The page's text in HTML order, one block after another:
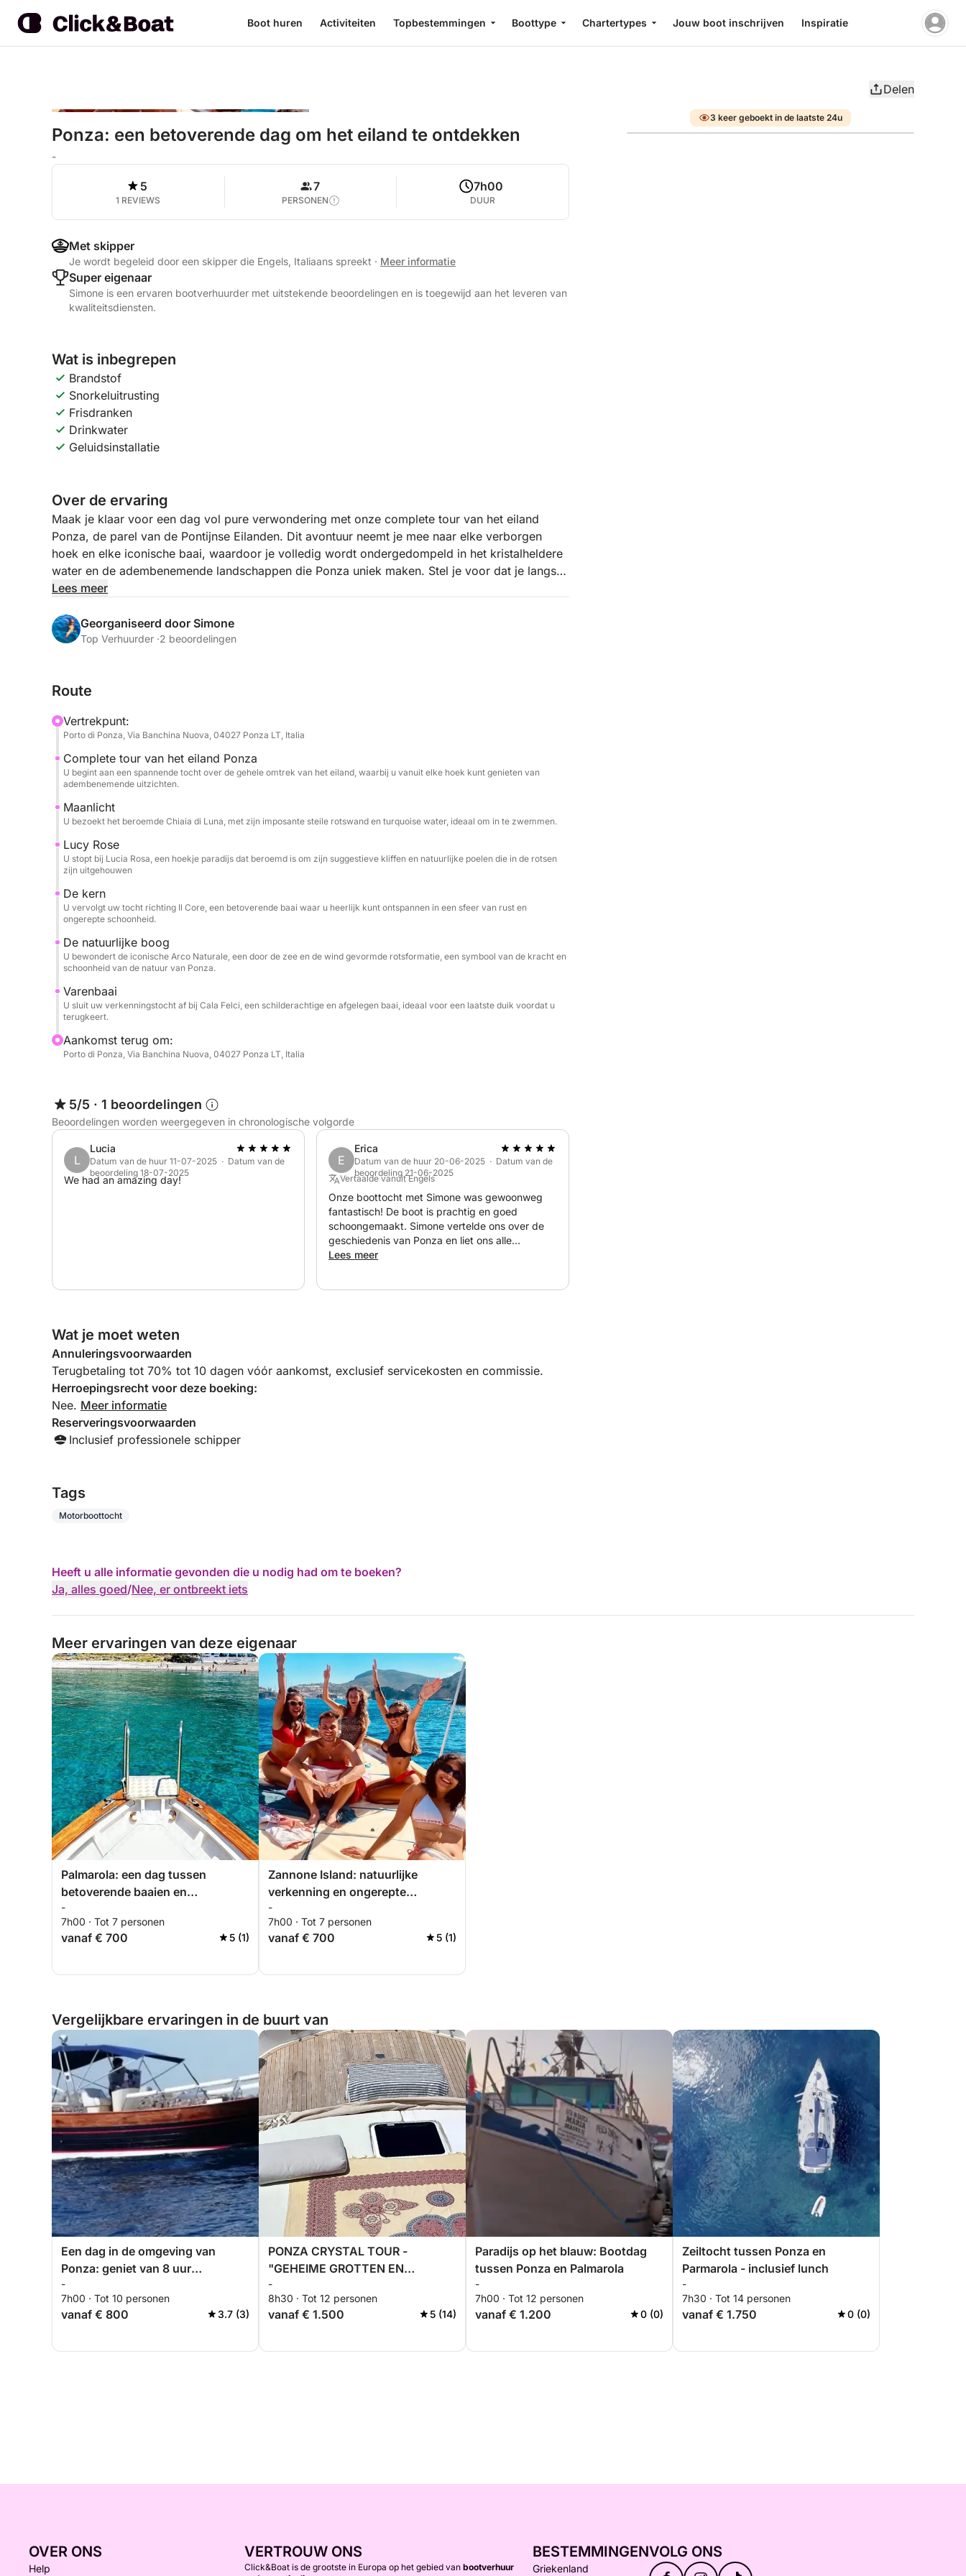
Boot huren Activiteiten Topbestemmingen Boottype Chartertypes Jouw boot inschrijven Inspiratie
Delen
Ponza: een betoverende dag om het eiland te ontdekken
-
5
1 REVIEWS
7
PERSONEN
7h00
DUUR
Met skipper
Je wordt begeleid door een skipper die Engels, Italiaans spreekt · Meer informatie
Super eigenaar
Simone is een ervaren bootverhuurder met uitstekende beoordelingen en is toegewijd aan het leveren van
kwaliteitsdiensten.
Wat is inbegrepen
Brandstof
Snorkeluitrusting
Frisdranken
Drinkwater
Geluidsinstallatie
Over de ervaring
Maak je klaar voor een dag vol pure verwondering met onze complete tour van het eiland
Ponza, de parel van de Pontijnse Eilanden. Dit avontuur neemt je mee naar elke verborgen
hoek en elke iconische baai, waardoor je volledig wordt ondergedompeld in het kristalheldere
water en de adembenemende landschappen die Ponza uniek maken. Stel je voor dat je langs
een grillige, zonovergoten kustlijn vaart, waar de natuur onvergetelijke taferelen heeft
Deze tour is ontworpen voor diegenen die het eiland in al zijn pracht willen ontdekken, met
talloze mogelijkheden om te duiken, snorkelen en te ontspannen in baaien die alleen via de zee
ontspanning en plezier. Een deskundige bemanning begeleidt je tijdens deze reis en staat klaar
zorgeloze ervaring.
Lees meer
Georganiseerd door Simone
Top Verhuurder ·2 beoordelingen
Route
Vertrekpunt:
Porto di Ponza, Via Banchina Nuova, 04027 Ponza LT, Italia
Complete tour van het eiland Ponza
U begint aan een spannende tocht over de gehele omtrek van het eiland, waarbij u vanuit elke hoek kunt genieten van
adembenemende uitzichten.
Maanlicht
U bezoekt het beroemde Chiaia di Luna, met zijn imposante steile rotswand en turquoise water, ideaal om in te zwemmen.
Lucy Rose
U stopt bij Lucia Rosa, een hoekje paradijs dat beroemd is om zijn suggestieve kliffen en natuurlijke poelen die in de rotsen
zijn uitgehouwen
De kern
U vervolgt uw tocht richting Il Core, een betoverende baai waar u heerlijk kunt ontspannen in een sfeer van rust en
ongerepte schoonheid.
De natuurlijke boog
U bewondert de iconische Arco Naturale, een door de zee en de wind gevormde rotsformatie, een symbool van de kracht en
schoonheid van de natuur van Ponza.
Varenbaai
U sluit uw verkenningstocht af bij Cala Felci, een schilderachtige en afgelegen baai, ideaal voor een laatste duik voordat u
terugkeert.
Aankomst terug om:
Porto di Ponza, Via Banchina Nuova, 04027 Ponza LT, Italia
5/5 · 1 beoordelingen
Beoordelingen worden weergegeven in chronologische volgorde
L
Lucia
Datum van de huur 11-07-2025 · Datum van de
beoordeling 18-07-2025
We had an amazing day!
E
Erica
Datum van de huur 20-06-2025 · Datum van de
beoordeling 21-06-2025
Vertaalde vanuit Engels
Onze boottocht met Simone was gewoonweg
fantastisch! De boot is prachtig en goed
schoongemaakt. Simone vertelde ons over de
geschiedenis van Ponza en liet ons alle
verborgen pareltjes van het eiland zien - hij nam
Lees meer
Wat je moet weten
Annuleringsvoorwaarden
Terugbetaling tot 70% tot 10 dagen vóór aankomst, exclusief servicekosten en commissie.
Herroepingsrecht voor deze boeking:
Nee. Meer informatie
Reserveringsvoorwaarden
Inclusief professionele schipper
Tags
Motorboottocht
Heeft u alle informatie gevonden die u nodig had om te boeken?
Ja, alles goed/Nee, er ontbreekt iets
3 keer geboekt in de laatste 24u
Meer ervaringen van deze eigenaar
Palmarola: een dag tussen
betoverende baaien en
majestueuze Faraglioni
-
7h00 · Tot 7 personen
vanaf € 700 5 (1)
Zannone Island: natuurlijke
verkenning en ongerepte
panorama's
-
7h00 · Tot 7 personen
vanaf € 700 5 (1)
Vergelijkbare ervaringen in de buurt van
Een dag in de omgeving van
Ponza: geniet van 8 uur
verkenning aan boord van een
motorboot.
-
7h00 · Tot 10 personen
vanaf € 800 3.7 (3)
PONZA CRYSTAL TOUR -
"GEHEIME GROTTEN EN
TURKOOIS WATER"
-
8h30 · Tot 12 personen
vanaf € 1.500 5 (14)
Paradijs op het blauw: Bootdag
tussen Ponza en Palmarola
-
7h00 · Tot 12 personen
vanaf € 1.200 0 (0)
Zeiltocht tussen Ponza en
Parmarola - inclusief lunch
-
7h30 · Tot 14 personen
vanaf € 1.750 0 (0)
OVER ONS
Help
VERTROUW ONS
Click&Boat is de grootste in Europa op het gebied van bootverhuur
BESTEMMINGEN
Griekenland
VOLG ONS